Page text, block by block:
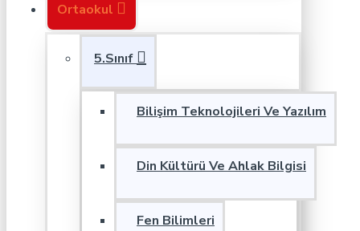
Ortaokul
5.Sınıf
Bilişim Teknolojileri Ve Yazılım
Din Kültürü Ve Ahlak Bilgisi
Fen Bilimleri